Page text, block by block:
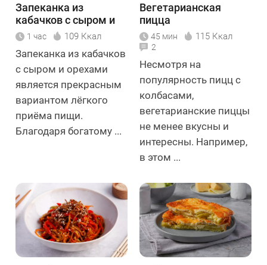
Запеканка из
кабачков с сыром и
орехами
1 час 109 Ккал
Запеканка из кабачков
с сыром и орехами
является прекрасным
вариантом лёгкого
приёма пищи.
Благодаря богатому ...
Вегетарианская
пицца
45 мин 115 Ккал
2
Несмотря на
популярность пицц с
колбасами,
вегетарианские пиццы
не менее вкусны и
интересны. Например,
в этом ...